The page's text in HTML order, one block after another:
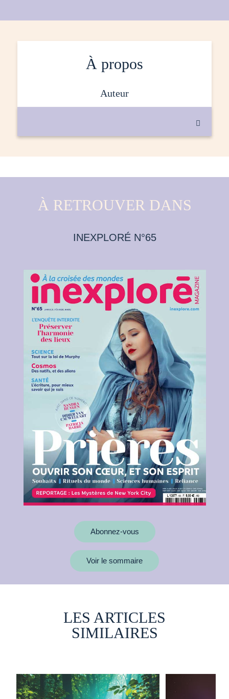
À propos
auteur

À RETROUVER DANS
INEXPLORÉ N°65
Abonnez-vous
Voir le sommaire
LES ARTICLES
SIMILAIRES